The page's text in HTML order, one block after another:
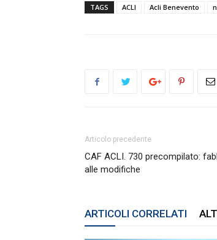
TAGS ACLI Acli Benevento
Articolo precedente
CAF ACLI. 730 precompilato:
alle modifiche
ARTICOLI CORRELATI